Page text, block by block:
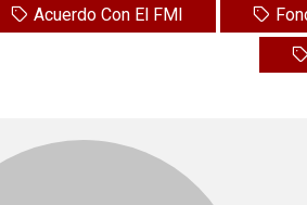
Acuerdo Con El FMI